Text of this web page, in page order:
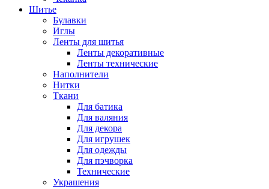
Шитье
Булавки
Иглы
Ленты для шитья
Ленты декоративные
Ленты технические
Наполнители
Нитки
Ткани
Для батика
Для валяния
Для декора
Для игрушек
Для одежды
Для пэчворка
Технические
Украшения